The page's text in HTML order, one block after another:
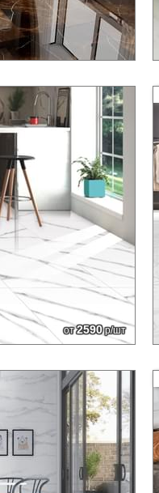
от2590р/шт